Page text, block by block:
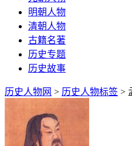
明朝人物
清朝人物
古籍名著
历史专题
历史故事
历史人物网 > 历史人物标签 >